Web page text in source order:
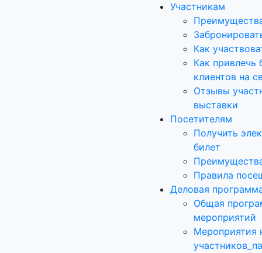
Участникам
Как
Как привлечь
клиентов на
Отзывы
выставки
Посетителям
Получить
билет
Правила
Деловая
Общая
мероприятий
Мероприятия